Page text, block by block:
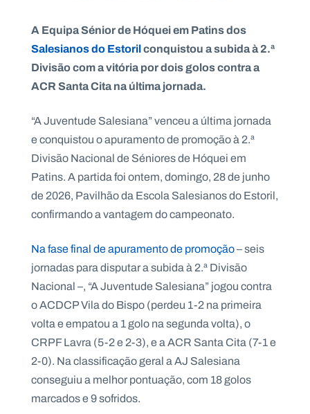
A Equipa Sénior de Hóquei em Patins dos
Salesianos do Estorilconquistou a subida à 2.ª
Divisão com a vitória por dois golos contra a
ACR Santa Cita na última jornada.
“A Juventude Salesiana” venceu a última jornada
e conquistou o apuramento de promoção à 2.ª
Divisão Nacional de Séniores de Hóquei em
Patins. A partida foi ontem, domingo, 28 de junho
de 2026, Pavilhão da Escola Salesianos do Estoril,
confirmando a vantagem do campeonato.
Na fase final de apuramento de promoção– seis
jornadas para disputar a subida à 2.ª Divisão
Nacional –, “A Juventude Salesiana” jogou contra
o ACDCP Vila do Bispo (perdeu 1-2 na primeira
volta e empatou a 1 golo na segunda volta), o
CRPF Lavra (5-2 e 2-3), e a ACR Santa Cita (7-1 e
2-0). Na classificação geral a AJ Salesiana
conseguiu a melhor pontuação, com 18 golos
marcados e 9 sofridos.
P
T
A
L
N
C
O
N
A
L
S
e
s
i
a
n
o
s
.
p
t
A C